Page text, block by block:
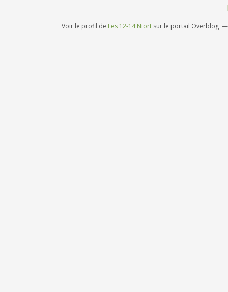
Voir le profil de Les 12-14 Niort sur le portail Overblog